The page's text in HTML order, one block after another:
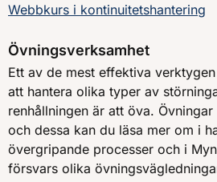
Webbkurs i kontinuitetshantering
Övningsverksamhet
Ett av de mest effektiva
att hantera olika typer av
renhållningen är att öva.
och dessa kan du läsa mer om i
övergripande processer och i
försvars olika